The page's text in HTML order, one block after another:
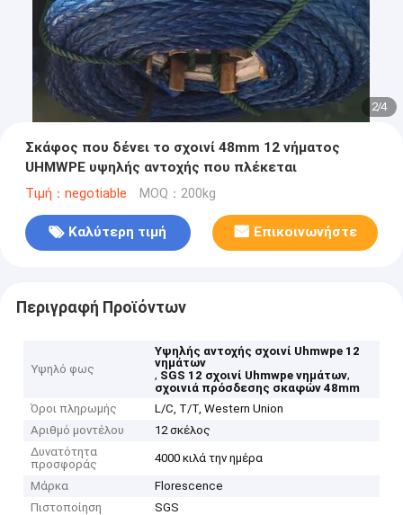
2/4
Σκάφος που δένει το σχοινί 48mm 12 νήματος
UHMWPE υψηλής αντοχής που πλέκεται
Τιμή：negotiable MOQ：200kg
Καλύτερη τιμή Επικοινωνήστε
Περιγραφή Προϊόντων
Υψηλό φως
Υψηλής αντοχής σχοινί Uhmwpe 12
νημάτων
, SGS 12 σχοινί Uhmwpe νημάτων,
σχοινιά πρόσδεσης σκαφών 48mm
Όροι πληρωμής
L/C, T/T, Western Union
Αριθμό μοντέλου
12 σκέλος
Δυνατότητα
προσφοράς
4000 κιλά την ημέρα
Μάρκα
Florescence
Πιστοποίηση
SGS